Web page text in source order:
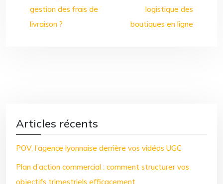
gestion des frais de
livraison ?
logistique des
boutiques en ligne
Articles récents
POV, l’agence lyonnaise derrière vos vidéos UGC
Plan d’action commercial : comment structurer vos
objectifs trimestriels efficacement